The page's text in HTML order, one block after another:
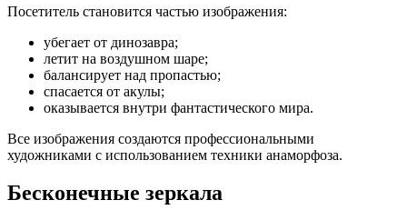
Посетитель становится частью изображения:
убегает от динозавра;
летит на воздушном шаре;
балансирует над пропастью;
спасается от акулы;
оказывается внутри фантастического мира.
Все изображения создаются профессиональными
художниками с использованием техники анаморфоза.
Бесконечные зеркала